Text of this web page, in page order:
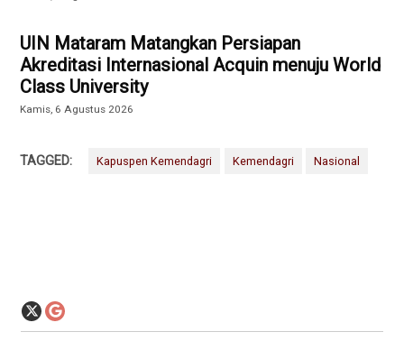
UIN Mataram Matangkan Persiapan
Akreditasi Internasional Acquin menuju World
Class University
Kamis, 6 Agustus 2026
TAGGED: Kapuspen Kemendagri Kemendagri Nasional